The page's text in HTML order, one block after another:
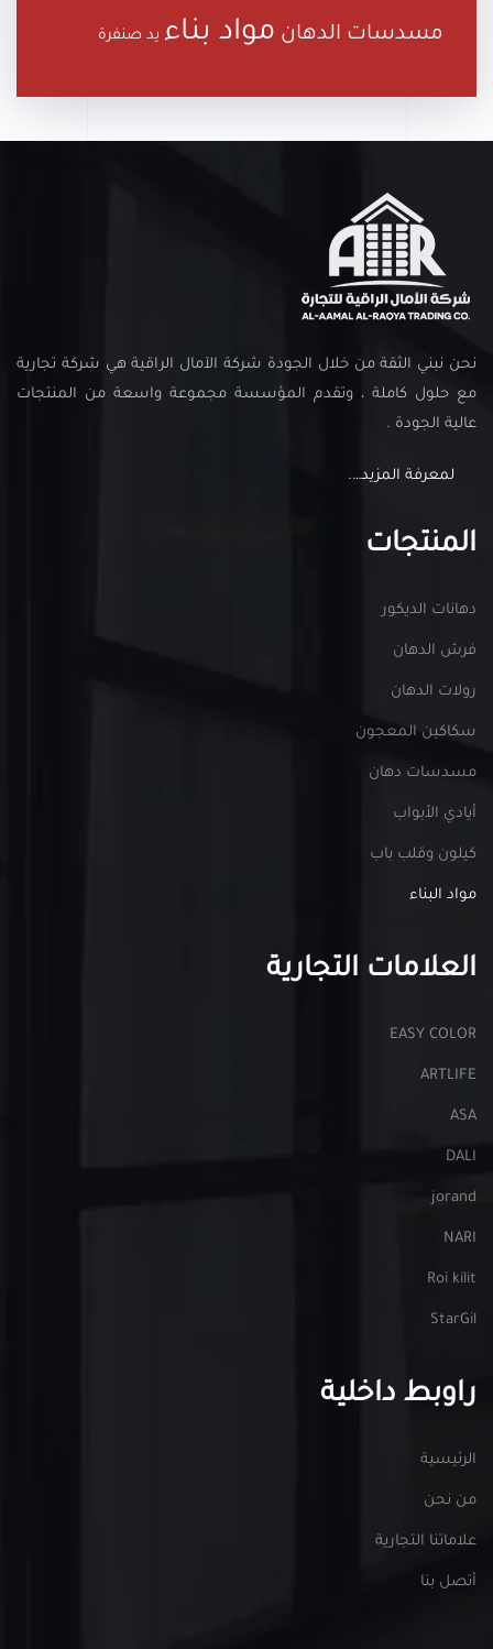
مسدسات الدهان مواد بناء يد صنفرة
نحن نبني الثقة من خلال الجودة شركة الآمال الراقية هي شركة تجارية
مع حلول كاملة ، وتقدم المؤسسة مجموعة واسعة من المنتجات
عالية الجودة .
لمعرفة المزيد….
المنتجات
دهانات الديكور
فرش الدهان
رولات الدهان
سكاكين المعجون
مسدسات دهان
أيادي الأبواب
كيلون وقلب باب
مواد البناء
العلامات التجارية
EASY COLOR
ARTLIFE
ASA
DALI
jorand
NARI
Roi kilit
StarGil
راوبط داخلية
الرئيسية
من نحن
علاماتنا التجارية
أتصل بنا